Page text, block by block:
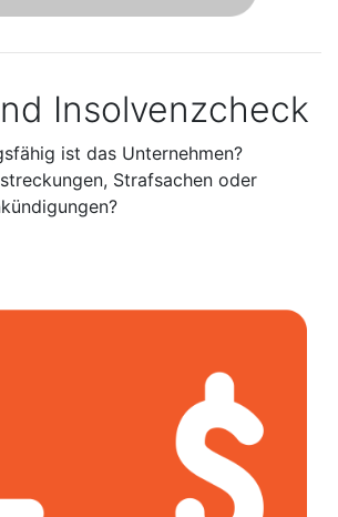
Insolvenzcheck
ist das Unternehmen?
Strafsachen oder